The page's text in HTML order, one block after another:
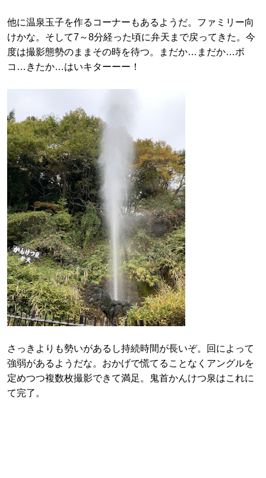
他に温泉玉子を作るコーナーもあるようだ。ファミリー向
けかな。そして7～8分経った頃に弁天まで戻ってきた。今
度は撮影態勢のままその時を待つ。まだか…まだか…ボ
コ…きたか…はいキターーー！
さっきよりも勢いがあるし持続時間が長いぞ。回によって
強弱があるようだな。おかげで慌てることなくアングルを
定めつつ複数枚撮影できて満足。鬼首かんけつ泉はこれに
て完了。